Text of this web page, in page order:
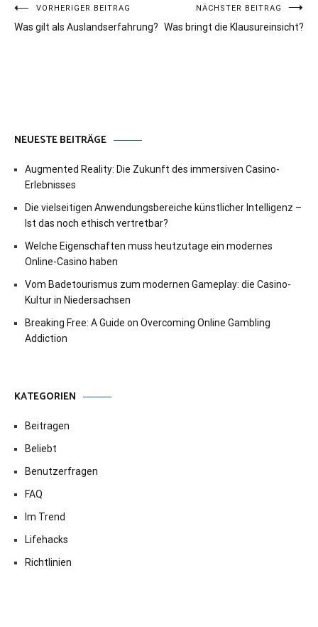
Beitragsnavigation
VORHERIGER BEITRAG
Was gilt als Auslandserfahrung?
NÄCHSTER BEITRAG
Was bringt die Klausureinsicht?
NEUESTE BEITRÄGE
Augmented Reality: Die Zukunft des immersiven Casino-
Erlebnisses
Die vielseitigen Anwendungsbereiche künstlicher Intelligenz –
Ist das noch ethisch vertretbar?
Welche Eigenschaften muss heutzutage ein modernes
Online-Casino haben
Vom Badetourismus zum modernen Gameplay: die Casino-
Kultur in Niedersachsen
Breaking Free: A Guide on Overcoming Online Gambling
Addiction
KATEGORIEN
Beitragen
Beliebt
Benutzerfragen
FAQ
Im Trend
Lifehacks
Richtlinien